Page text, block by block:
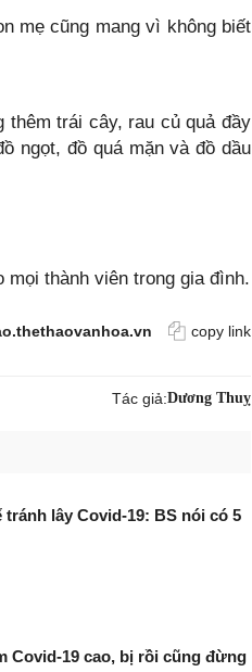
mẹ cũng mang vì không biết
thêm trái cây, rau củ quả đầy
ngọt, đồ quá mặn và đồ dầu
thành viên trong gia đình.
copy link
Tác giả:Dương Thuỵ
lây Covid-19: BS nói có 5
Covid-19 cao, bị rồi cũng đừng